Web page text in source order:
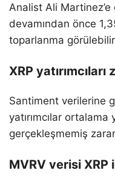
Analist Ali
devamından önce
toparlanma
XRP yatırımcıları
Santiment verilerine
yatırımcılar
gerçekleşmemiş
MVRV verisi XRP